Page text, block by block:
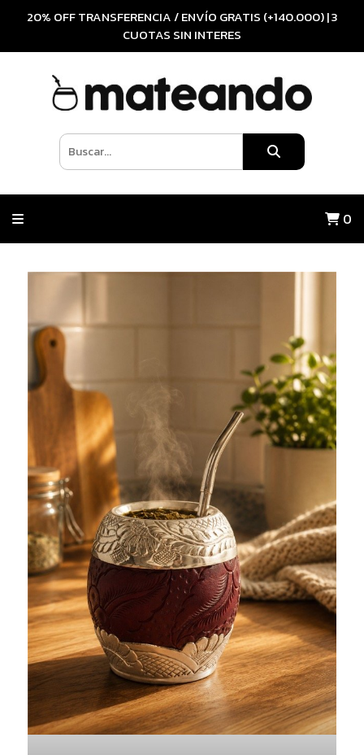
20% OFF TRANSFERENCIA / ENVÍO GRATIS (+140.000) | 3
CUOTAS SIN INTERES
0